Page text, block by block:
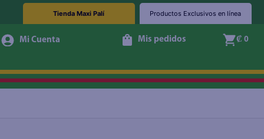
Tienda Maxi Palí Productos Exclusivos en línea
Mis pedidos ₡ 0